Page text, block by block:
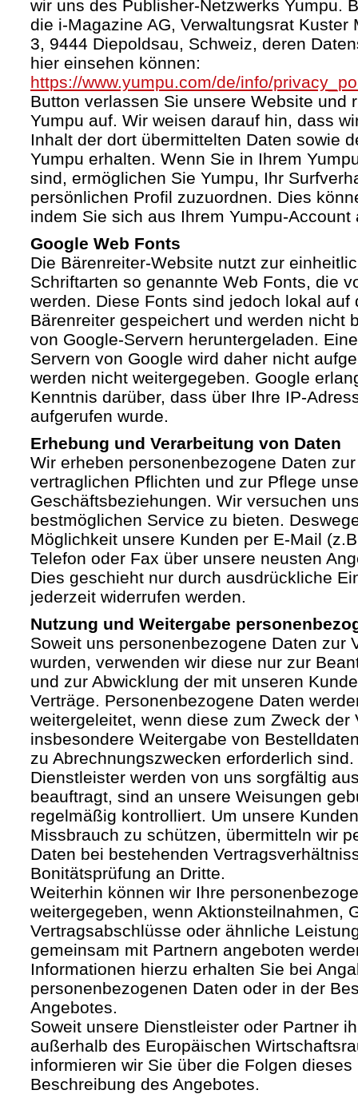
wir uns des Publisher-Netzwerks Yumpu.
die i-Magazine AG, Verwaltungsrat Kuster
3, 9444 Diepoldsau, Schweiz, deren
hier einsehen können:
https://www.yumpu.com/de/info/
Button verlassen Sie unsere Website und
Yumpu auf. Wir weisen darauf hin, dass
Inhalt der dort übermittelten Daten sowie
Yumpu erhalten. Wenn Sie in Ihrem
sind, ermöglichen Sie Yumpu, Ihr
persönlichen Profil zuzuordnen. Dies
indem Sie sich aus Ihrem Yumpu-Account
Google Web Fonts
Die Bärenreiter-Website nutzt zur
Schriftarten so genannte Web Fonts, die
werden. Diese Fonts sind jedoch lokal auf
Bärenreiter gespeichert und werden nicht
von Google-Servern heruntergeladen.
Servern von Google wird daher nicht
werden nicht weitergegeben. Google
Kenntnis darüber, dass über Ihre IP-
aufgerufen wurde.
Erhebung und Verarbeitung von Daten
Wir erheben personenbezogene Daten
vertraglichen Pflichten und zur Pflege
Geschäftsbeziehungen. Wir versuchen
bestmöglichen Service zu bieten.
Möglichkeit unsere Kunden per E-Mail
Telefon oder Fax über unsere neusten
Dies geschieht nur durch ausdrückliche
jederzeit widerrufen werden.
Nutzung und Weitergabe
Soweit uns personenbezogene Daten zur
wurden, verwenden wir diese nur zur
und zur Abwicklung der mit unseren
Verträge. Personenbezogene Daten
weitergeleitet, wenn diese zum Zweck der
insbesondere Weitergabe von
zu Abrechnungszwecken erforderlich
Dienstleister werden von uns sorgfältig
beauftragt, sind an unsere Weisungen
regelmäßig kontrolliert. Um unsere
Missbrauch zu schützen, übermitteln wir
Daten bei bestehenden
Bonitätsprüfung an Dritte.
Weiterhin können wir Ihre
weitergegeben, wenn Aktionsteilnahmen,
Vertragsabschlüsse oder ähnliche
gemeinsam mit Partnern angeboten
Informationen hierzu erhalten Sie bei
personenbezogenen Daten oder in der
Angebotes.
Soweit unsere Dienstleister oder Partner
außerhalb des Europäischen
informieren wir Sie über die Folgen
Beschreibung des Angebotes.